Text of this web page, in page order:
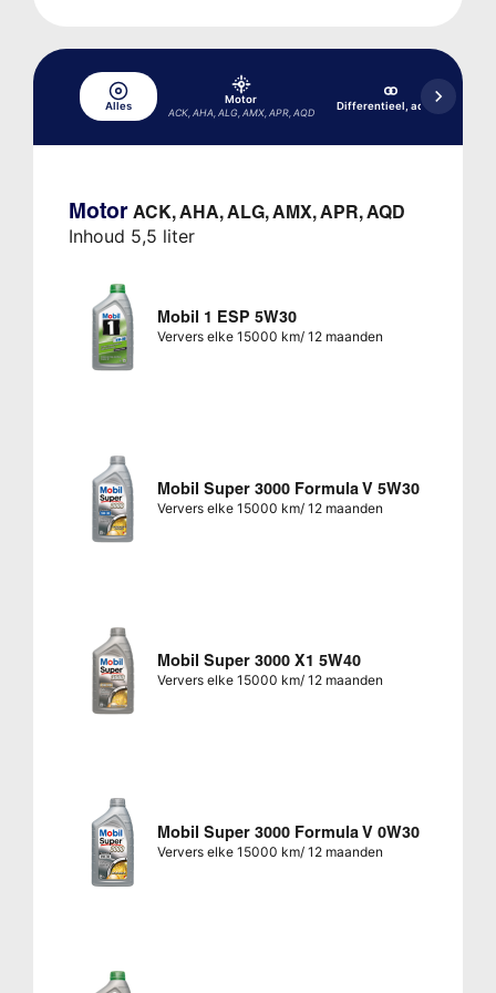
Alles
Motor
ACK, AHA, ALG, AMX, APR, AQD
Differentieel, achter
Motor ACK, AHA, ALG, AMX, APR, AQD
Inhoud 5,5 liter
Mobil 1 ESP 5W30
Ververs elke 15000 km/ 12 maanden
Mobil Super 3000 Formula V 5W30
Ververs elke 15000 km/ 12 maanden
Mobil Super 3000 X1 5W40
Ververs elke 15000 km/ 12 maanden
Mobil Super 3000 Formula V 0W30
Ververs elke 15000 km/ 12 maanden